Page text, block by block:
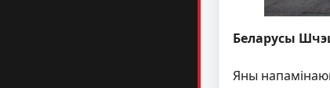
Беларусы
Яны